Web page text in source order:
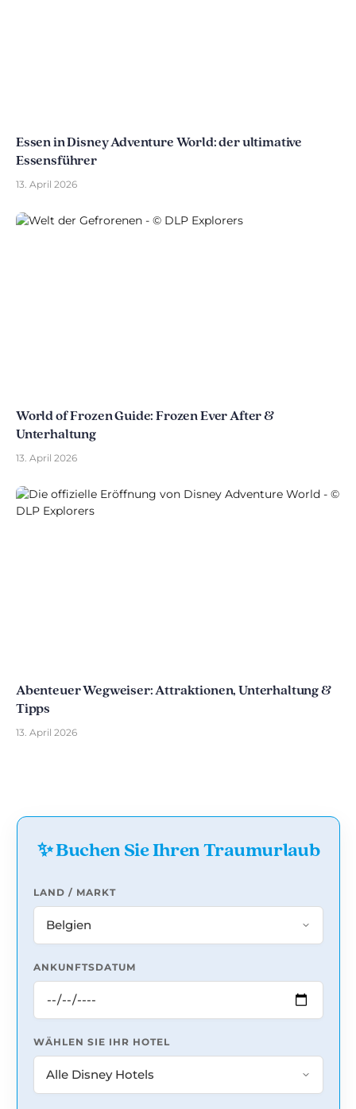
Essen in Disney Adventure World: der ultimative
Essensführer
13. April 2026
World of Frozen Guide: Frozen Ever After &
Unterhaltung
13. April 2026
Abenteuer Wegweiser: Attraktionen, Unterhaltung &
Tipps
13. April 2026
✨ Buchen Sie Ihren Traumurlaub
LAND / MARKT
ANKUNFTSDATUM
WÄHLEN SIE IHR HOTEL